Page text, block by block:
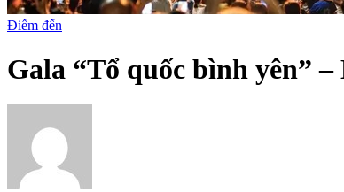
Điểm đến
Gala “Tổ quốc bình yên”